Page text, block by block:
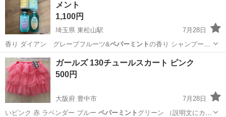
メント
1,100円
埼玉県 東松山駅
7月28日
香り ダイアン グレープフルーツ&ペパーミントの香り シャンプー&
トリートメント…
埼玉 比企郡 東松山駅
ガールズ 130チュールスカート ピンク
500円
大阪府 豊中市
7月28日
いピンク 赤 ラベンダー ブルー ペパーミント グリーン （説明文にカラ